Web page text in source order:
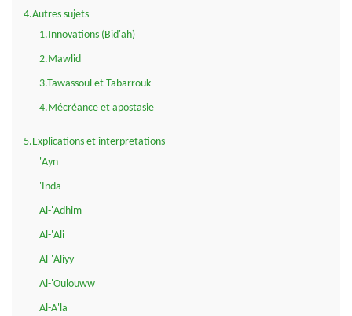
4.Autres sujets
1.Innovations (Bid'ah)
2.Mawlid
3.Tawassoul et Tabarrouk
4.Mécréance et apostasie
5.Explications et interpretations
'Ayn
'Inda
Al-'Adhim
Al-'Ali
Al-'Aliyy
Al-'Oulouww
Al-A'la